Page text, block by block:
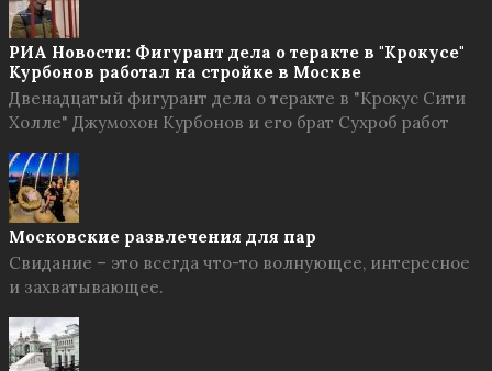
РИА Новости: Фигурант дела о теракте в "Крокусе"
Курбонов работал на стройке в Москве
Двенадцатый фигурант дела о теракте в "Крокус Сити
Холле" Джумохон Курбонов и его брат Сухроб работ
Московские развлечения для пар
Свидание – это всегда что-то волнующее, интересное
и захватывающее.